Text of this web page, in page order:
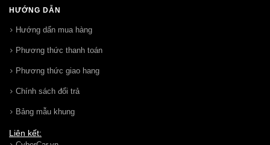
HƯỚNG DẪN
Hướng dẩn mua hàng
Phương thức thanh toán
Phương thức giao hang
Chính sách đổi trả
Bảng mẫu khung
Liên kết: